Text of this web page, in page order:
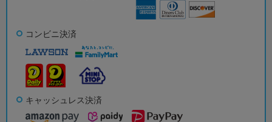
コンビニ決済
キャッシュレス決済